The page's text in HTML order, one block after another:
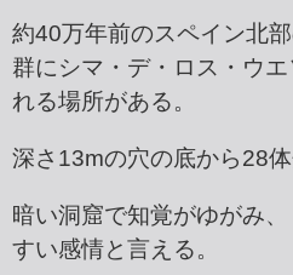
約40万年前のスペイン北
群にシマ・デ・ロス・ウ
れる場所がある。
深さ13mの穴の底から28
暗い洞窟で知覚がゆがみ
すい感情と言える。